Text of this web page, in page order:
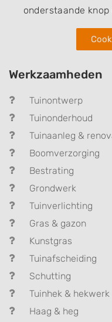
onderstaande
Werkzaamheden
Tuinontwerp
Tuinonderhoud
Tuinaanleg &
Boomverzorging
Bestrating
Grondwerk
Tuinverlichting
Gras & gazon
Kunstgras
Tuinafscheiding
Schutting
Tuinhek & hekwerk
Haag & heg